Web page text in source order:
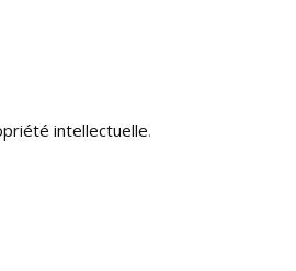
intellectuelle.